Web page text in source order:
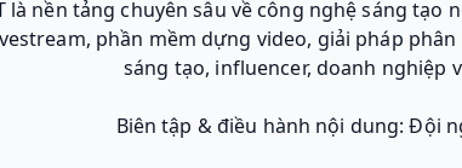
là nền tảng chuyên sâu về công nghệ sáng
phần mềm dựng video, giải pháp
sáng tạo, influencer, doanh nghiệp
Biên tập & điều hành nội dung: Đội